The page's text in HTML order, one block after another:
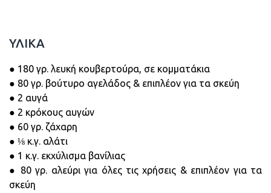
ΥΛΙΚΑ
● 180 γρ. λευκή κουβερτούρα, σε κομματάκια
● 80 γρ. βούτυρο αγελάδος & επιπλέον για τα σκεύη
● 2 αυγά
● 2 κρόκους αυγών
● 60 γρ. ζάχαρη
● ⅛ κ.γ. αλάτι
● 1 κ.γ. εκχύλισμα βανίλιας
● 80 γρ. αλεύρι για όλες τις χρήσεις & επιπλέον για τα
σκεύη